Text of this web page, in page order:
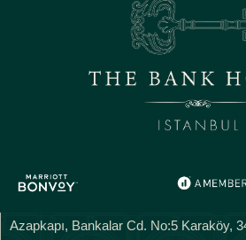
Azapkapı, Bankalar Cd. No:5 Karaköy,